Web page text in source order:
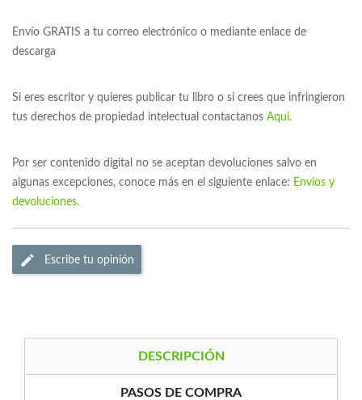
Envío GRATIS a tu correo electrónico o mediante enlace de
descarga
Si eres escritor y quieres publicar tu libro o si crees que infringieron
tus derechos de propiedad intelectual contactanos Aqui.
Por ser contenido digital no se aceptan devoluciones salvo en
algunas excepciones, conoce más en el siguiente enlace: Envios y
devoluciones.
Escribe tu opinión
DESCRIPCIÓN
PASOS DE COMPRA